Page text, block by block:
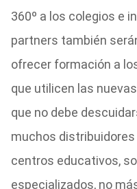
360º a los colegios e
partners también
ofrecer formación a
que utilicen las
que no debe
muchos
centros educativos,
especializados, no